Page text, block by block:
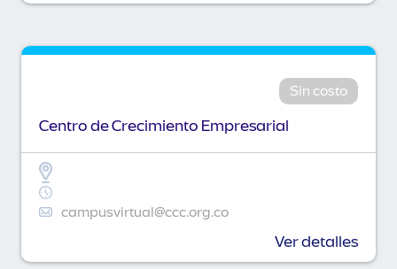
Sin costo
Centro de Crecimiento Empresarial
campusvirtual@ccc.org.co
Ver detalles